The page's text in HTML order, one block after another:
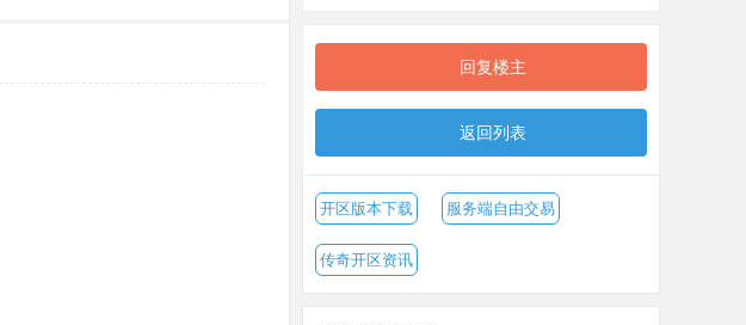
回复楼主
返回列表
开区版本下载 服务端自由交易
传奇开区资讯